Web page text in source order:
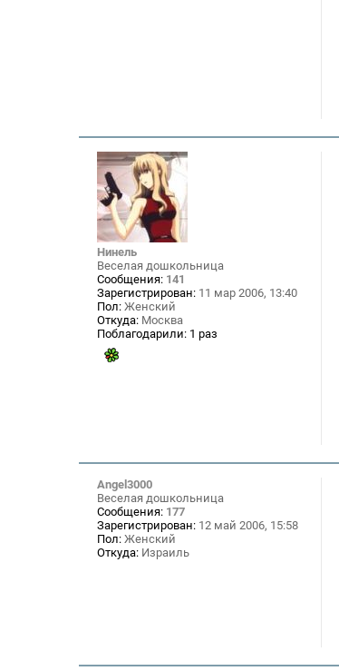
Нинель
Веселая дошкольница
Сообщения: 141
Зарегистрирован: 11 мар 2006, 13:40
Пол: Женский
Откуда: Москва
Поблагодарили: 1 раз
Angel3000
Веселая дошкольница
Сообщения: 177
Зарегистрирован: 12 май 2006, 15:58
Пол: Женский
Откуда: Израиль